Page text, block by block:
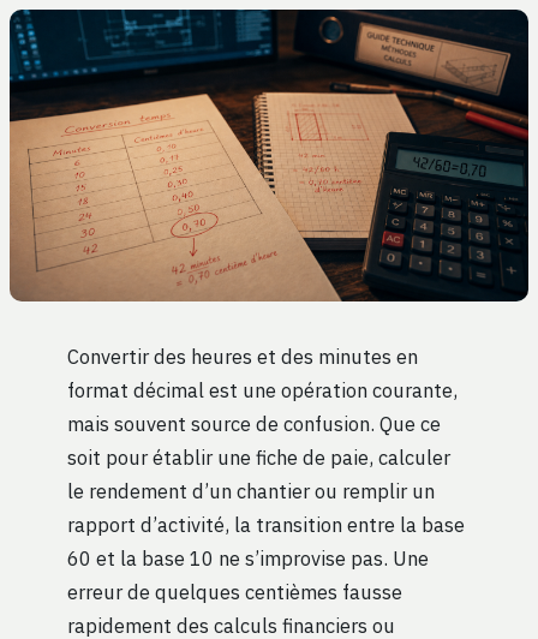
Convertir des heures et des minutes en
format décimal est une opération courante,
mais souvent source de confusion. Que ce
soit pour établir une fiche de paie, calculer
le rendement d’un chantier ou remplir un
rapport d’activité, la transition entre la base
60 et la base 10 ne s’improvise pas. Une
erreur de quelques centièmes fausse
rapidement des calculs financiers ou